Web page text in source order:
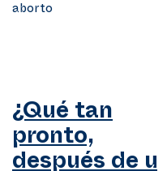
aborto
¿Qué tan
pronto,
después de un